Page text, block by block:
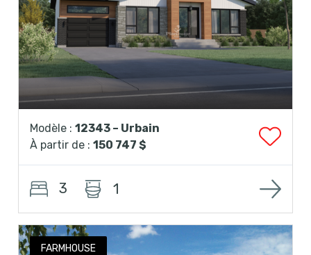
Modèle : 12343 – Urbain
À partir de : 150 747 $
3 1
FARMHOUSE